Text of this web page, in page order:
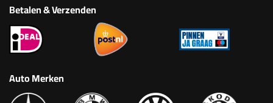
Betalen & Verzenden
Auto Merken